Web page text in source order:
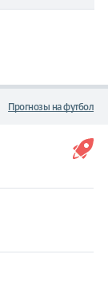
Прогнозы на футбол